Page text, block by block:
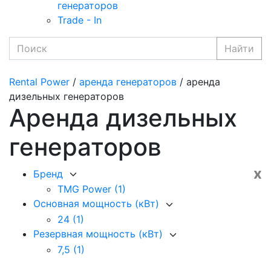
генераторов
Trade - In
Найти
Rental Power / аренда генераторов / аренда
дизельных генераторов
Аренда дизельных
генераторов
x
Бренд
TMG Power (1)
Основная мощность (кВт)
24 (1)
Резервная мощность (кВт)
7,5 (1)